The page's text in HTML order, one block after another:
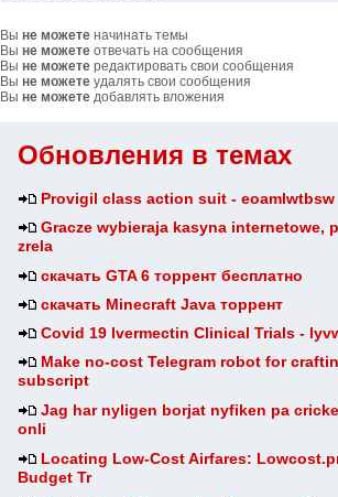
Обновления в темах
Provigil class action suit - eoamlwtbsw
Gracze wybieraja kasyna internetowe,
zrela
скачать GTA 6 торрент бесплатно
скачать Minecraft Java торрент
Covid 19 Ivermectin Clinical Trials -
Make no-cost Telegram robot for
subscript
Jag har nyligen borjat nyfiken pa
onli
Locating Low-Cost Airfares:
Budget Tr
Вы не можете начинать темы
Вы не можете отвечать на сообщения
Вы не можете редактировать свои сообщения
Вы не можете удалять свои сообщения
Вы не можете добавлять вложения